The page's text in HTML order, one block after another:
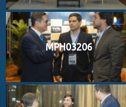
MPH03206